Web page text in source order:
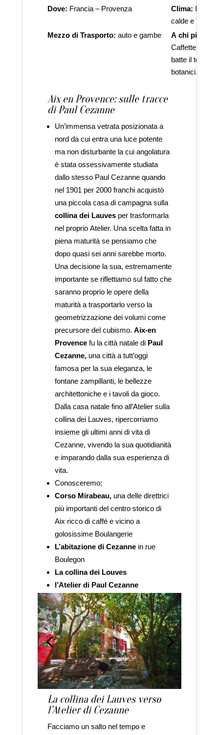
Dove: Francia – Provenza Clima: Inverni
calde e
Mezzo di Trasporto: auto e gambe A chi piace:
Caffetterie,
batte il tempo,
botanici.
Aix en Provence: sulle tracce
di Paul Cezanne
Un’immensa vetrata posizionata a
nord da cui entra una luce potente
ma non disturbante la cui angolatura
è stata ossessivamente studiata
dallo stesso Paul Cezanne quando
nel 1901 per 2000 franchi acquistò
una piccola casa di campagna sulla
collina dei Lauvesper trasformarla
nel proprio Atelier. Una scelta fatta in
piena maturità se pensiamo che
dopo quasi sei anni sarebbe morto.
Una decisione la sua, estremamente
importante se riflettiamo sul fatto che
saranno proprio le opere della
maturità a trasportarlo verso la
geometrizzazione dei volumi come
precursore del cubismo. Aix-en
Provencefu la città natale di Paul
Cezanne,una città a tutt’oggi
famosa per la sua eleganza, le
fontane zampillanti, le bellezze
architettoniche e i tavoli da gioco.
Dalla casa natale fino all’Atelier sulla
collina dei Lauves, ripercorriamo
insieme gli ultimi anni di vita di
Cezanne, vivendo la sua quotidianità
e imparando dalla sua esperienza di
vita.
Conosceremo:
Corso Mirabeau,una delle direttrici
più importanti del centro storico di
Aix ricco di caffè e vicino a
golosissime Boulangerie
L’abitazione di Cezannein rue
Boulegon
La collina dei Louves
l’Atelier di Paul Cezanne
La collina dei Lauves verso
l’Atelier di Cezanne
Facciamo un salto nel tempo e